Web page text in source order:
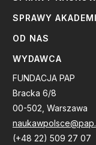
SPRAWY
OD NAS
WYDAWCA
FUNDACJA PAP
Bracka 6/8
00-502, Warszawa
(+48 22) 509 27 07